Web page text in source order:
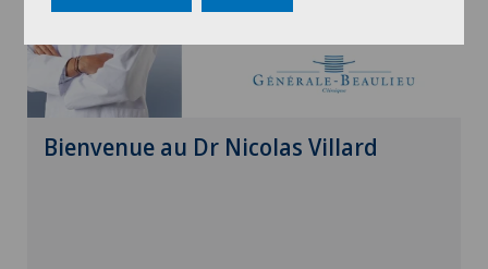
Bienvenue au Dr Nicolas Villard